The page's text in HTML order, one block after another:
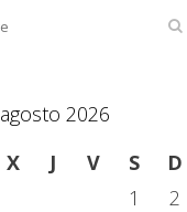
agosto 2026
X J V S
D
1
2